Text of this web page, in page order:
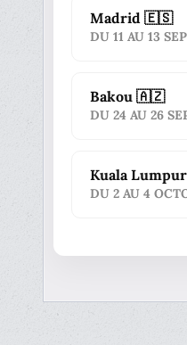
Madrid 🇪🇸
DU 11 AU 13
Bakou 🇦🇿
DU 24 AU 26
Kuala
DU 2 AU 4